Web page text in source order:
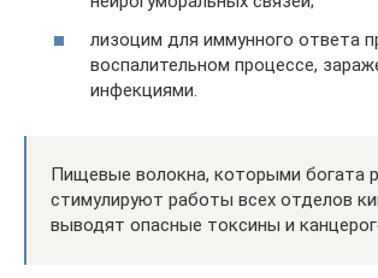
лизоцим для иммунного ответа
воспалительном процессе,
инфекциями.
Пищевые волокна, которыми богата
стимулируют работы всех отделов
выводят опасные токсины и